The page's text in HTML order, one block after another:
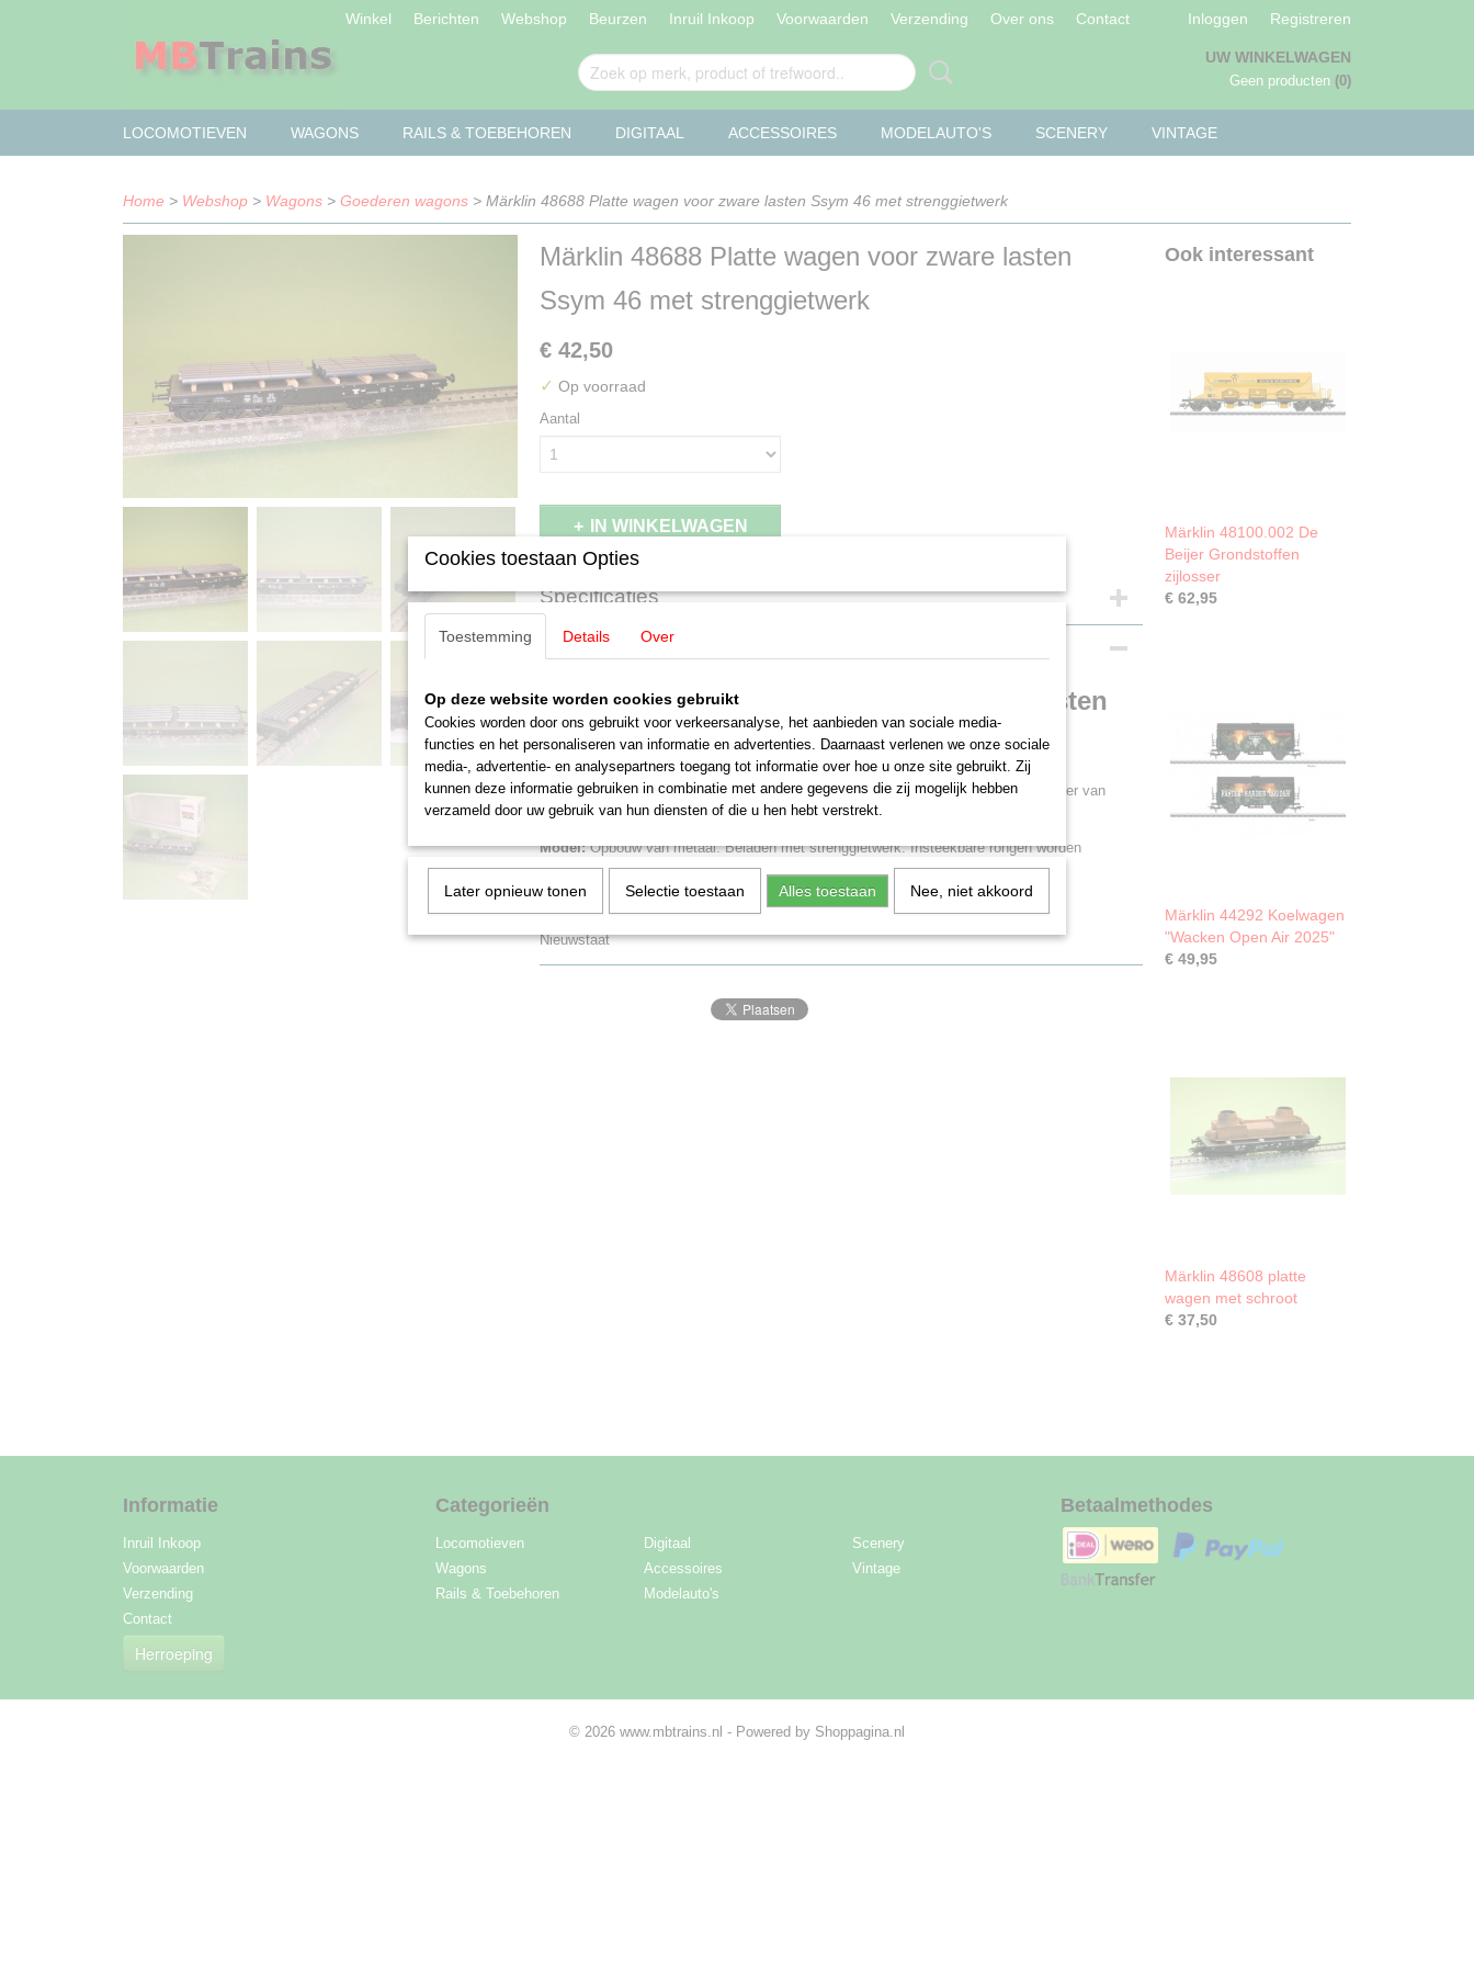
Winkel Berichten Webshop Beurzen Inruil Inkoop Voorwaarden Verzending Over ons Contact Inloggen Registreren
UW WINKELWAGEN
Geen producten (0)
LOCOMOTIEVEN WAGONS RAILS & TOEBEHOREN DIGITAAL ACCESSOIRES MODELAUTO'S SCENERY VINTAGE
Home > Webshop > Wagons > Goederen wagons > Märklin 48688 Platte wagen voor zware lasten Ssym 46 met strenggietwerk
Märklin 48688 Platte wagen voor zware lasten
Ssym 46 met strenggietwerk
€ 42,50
✓ Op voorraad
Aantal
IN WINKELWAGEN
Specificaties
EAN code
Productcode leverancier
48688
Staat
Omschrijving
Märklin 48688 Platte wagen voor zware lasten
Ssym 46 met strenggietwerk
Platte wagen voor zware lasten van de Deutsche Bundesbahn (DB), voor het vervoer van
zware goederen.
Model:Opbouw van metaal. Beladen met strenggietwerk. Insteekbare rongen worden
meegeleverd. Lengte over de buffers 15,2 cm.
Nieuwstaat
Ook interessant
Märklin 48100.002 De
Beijer Grondstoffen
zijlosser
€ 62,95
Märklin 44292 Koelwagen
"Wacken Open Air 2025"
€ 49,95
Märklin 48608 platte
wagen met schroot
€ 37,50
Informatie
Inruil Inkoop
Voorwaarden
Verzending
Contact
Herroeping
Categorieën
Locomotieven
Wagons
Rails & Toebehoren
Digitaal
Accessoires
Modelauto's
Scenery
Vintage
Betaalmethodes
© 2026 www.mbtrains.nl - Powered by Shoppagina.nl
Cookies toestaan Opties
Toestemming Details Over
Op deze website worden cookies gebruikt
Cookies worden door ons gebruikt voor verkeersanalyse, het aanbieden van sociale media-
functies en het personaliseren van informatie en advertenties. Daarnaast verlenen we onze sociale
media-, advertentie- en analysepartners toegang tot informatie over hoe u onze site gebruikt. Zij
kunnen deze informatie gebruiken in combinatie met andere gegevens die zij mogelijk hebben
verzameld door uw gebruik van hun diensten of die u hen hebt verstrekt.
Later opnieuw tonen Selectie toestaan Alles toestaan Nee, niet akkoord